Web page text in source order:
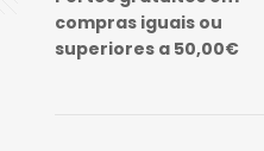
compras iguais ou
superiores a 50,00€